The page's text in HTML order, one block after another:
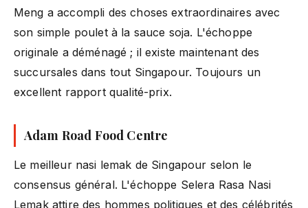
Meng a accompli des choses extraordinaires avec
son simple poulet à la sauce soja. L'échoppe
originale a déménagé ; il existe maintenant des
succursales dans tout Singapour. Toujours un
excellent rapport qualité-prix.
Adam Road Food Centre
Le meilleur nasi lemak de Singapour selon le
consensus général. L'échoppe Selera Rasa Nasi
Lemak attire des hommes politiques et des célébrités